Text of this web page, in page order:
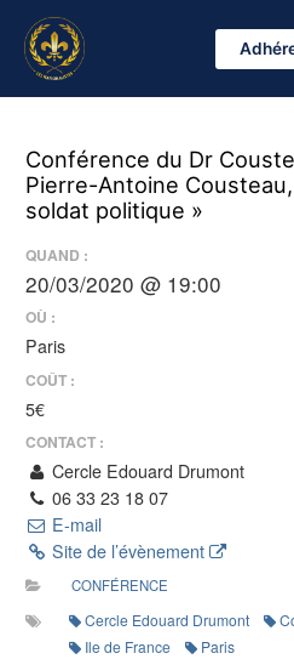
contenu
Conférence du Dr
Pierre-Antoine
soldat politique »
QUAND :
20/03/2020 @ 19:00
OÙ :
Paris
COÛT :
5€
CONTACT :
Cercle Edouard Drumont
06 33 23 18 07
E-mail
Site de l’évènement
CONFÉRENCE
Cercle Edouard Drumont
Ile de France
Paris